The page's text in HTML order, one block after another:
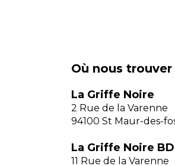
Où nous trouver
La Griffe Noire
2 Rue de la Varenne
94100 St Maur-des-
La Griffe Noire BD
11 Rue de la Varenne